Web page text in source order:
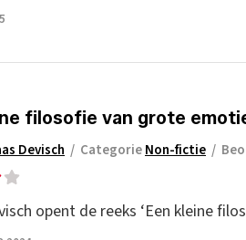
filosofie van grote
Devisch / CategorieNon-fictie /
opent de reeks ‘Een kleine